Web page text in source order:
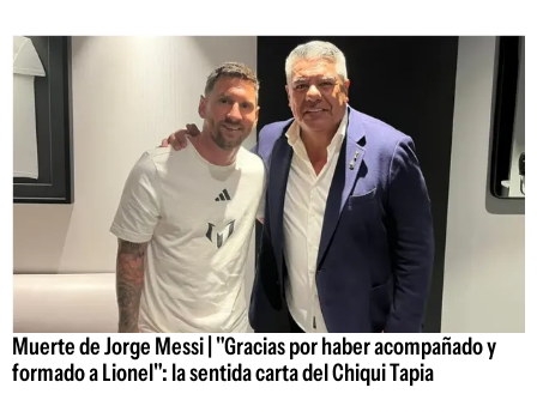
Muerte de Jorge Messi | "Gracias por haber acompañado y
formado a Lionel": la sentida carta del Chiqui Tapia